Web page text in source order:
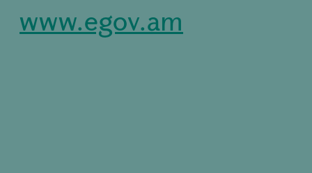
www.egov.am